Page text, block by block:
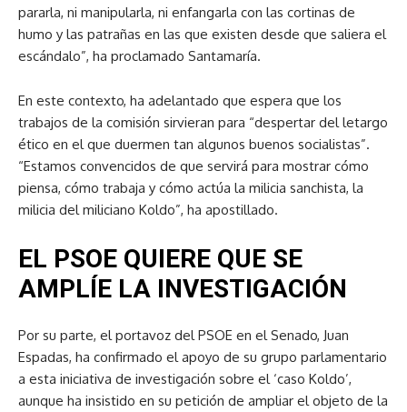
pararla, ni manipularla, ni enfangarla con las cortinas de
humo y las patrañas en las que existen desde que saliera el
escándalo”, ha proclamado Santamaría.
En este contexto, ha adelantado que espera que los
trabajos de la comisión sirvieran para “despertar del letargo
ético en el que duermen tan algunos buenos socialistas”.
“Estamos convencidos de que servirá para mostrar cómo
piensa, cómo trabaja y cómo actúa la milicia sanchista, la
milicia del miliciano Koldo”, ha apostillado.
EL PSOE QUIERE QUE SE
AMPLÍE LA INVESTIGACIÓN
Por su parte, el portavoz del PSOE en el Senado, Juan
Espadas, ha confirmado el apoyo de su grupo parlamentario
a esta iniciativa de investigación sobre el ‘caso Koldo’,
aunque ha insistido en su petición de ampliar el objeto de la